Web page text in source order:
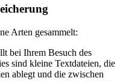
Arten gesammelt:
bei Ihrem Besuch des
sind kleine Textdateien, die
ablegt und die zwischen